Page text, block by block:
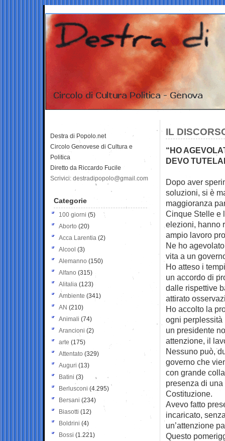
IL
“HO
DEVO
Dopo aver
soluzioni, si è
maggioranza
Cinque Stelle e
elezioni, hanno
ampio lavoro
Ne ho
vita a un
Ho atteso i
un accordo di
dalle rispettive
attirato
Ho accolto la
ogni
un presidente
attenzione, il
Nessuno può,
governo che
con grande
presenza di
Costituzione.
Avevo fatto
incaricato,
un’attenzione
Questo
Destra di Popolo.net
Circolo Genovese di Cultura e
Politica
Diretto da Riccardo Fucile
Scrivici: destradipopolo@gmail.com
Categorie
100 giorni (5)
Aborto (20)
Acca Larentia (2)
Alcool (3)
Alemanno (150)
Alfano (315)
Alitalia (123)
Ambiente (341)
AN (210)
Animali (74)
Arancioni (2)
arte (175)
Attentato (329)
Auguri (13)
Batini (3)
Berlusconi (4.295)
Bersani (234)
Biasotti (12)
Boldrini (4)
Bossi (1.221)